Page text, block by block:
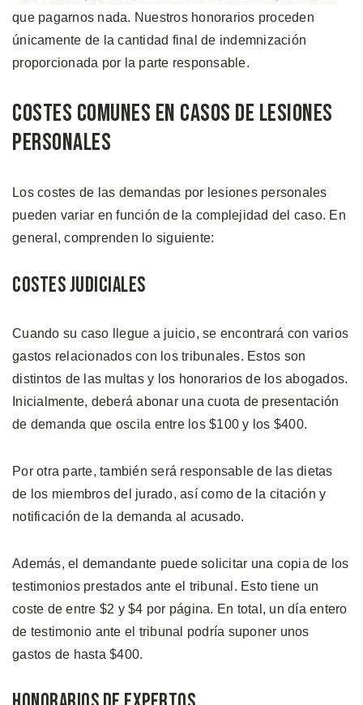
que pagarnos nada. Nuestros honorarios proceden
únicamente de la cantidad final de indemnización
proporcionada por la parte responsable.
Costes Comunes en Casos de Lesiones
Personales
Los costes de las demandas por lesiones personales
pueden variar en función de la complejidad del caso. En
general, comprenden lo siguiente:
Costes Judiciales
Cuando su caso llegue a juicio, se encontrará con varios
gastos relacionados con los tribunales. Estos son
distintos de las multas y los honorarios de los abogados.
Inicialmente, deberá abonar una cuota de presentación
de demanda que oscila entre los $100 y los $400.
Por otra parte, también será responsable de las dietas
de los miembros del jurado, así como de la citación y
notificación de la demanda al acusado.
Además, el demandante puede solicitar una copia de los
testimonios prestados ante el tribunal. Esto tiene un
coste de entre $2 y $4 por página. En total, un día entero
de testimonio ante el tribunal podría suponer unos
gastos de hasta $400.